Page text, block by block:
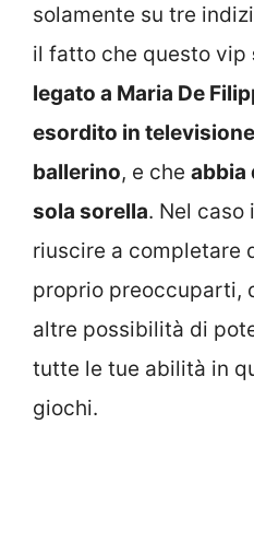
solamente su tre
il fatto che questo vip
legato a Maria De
esordito in
ballerino, e che abbia
sola sorella. Nel caso
riuscire a completare
proprio preoccuparti,
altre possibilità di
tutte le tue abilità in
giochi.